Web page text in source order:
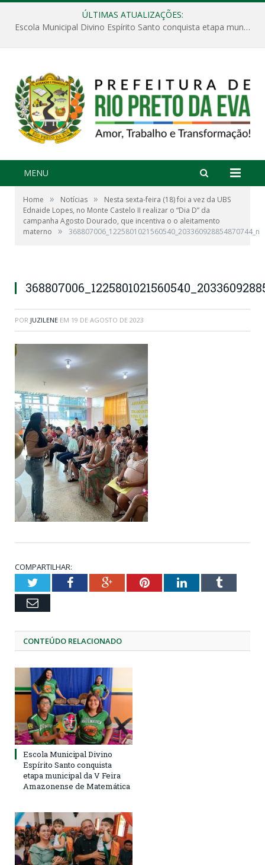
ÚLTIMAS ATUALIZAÇÕES:
Escola Municipal Divino Espírito Santo conquista etapa municipal da V Feira Amazonense de Matemática
MENU
Home » Notícias »
Nesta sexta-feira (18) foi a vez da UBS
Ednaide Lopes, no Monte Castelo II realizar o “Dia D” da
campanha Agosto Dourado, que incentiva o o aleitamento
materno
» 368807006_1225801021560540_203360928854870744_n
POR JUZILENE EM 19 DE AGOSTO DE 2023
COMPARTILHAR:
TwitterFacebookGoogle+PinterestLinkedInTumblr
Email
CONTEÚDO RELACIONADO
Escola Municipal Divino
Espírito Santo conquista
etapa municipal da V Feira
Amazonense de Matemática